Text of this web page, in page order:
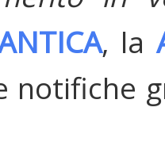
, la
notifiche